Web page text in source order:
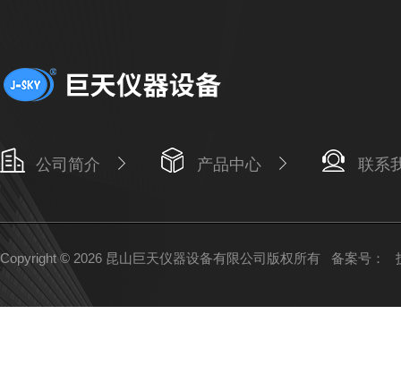
公司简介 产品中心 联系
Copyright © 2026 昆山巨天仪器设备有限公司版权所有 备案号：